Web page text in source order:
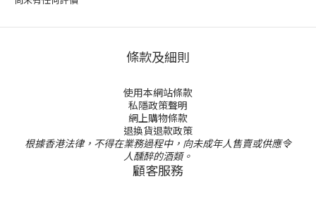
條款及細則
使用本網站條款
私隱政策聲明
網上購物條款
退換貨退款政策
根據香港法律，不得在業務過程中，向未成年人售賣或供應令
人醺醉的酒類。
顧客服務